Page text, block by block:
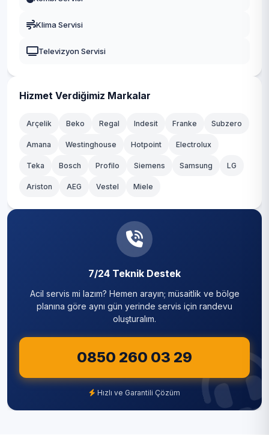
Klima Servisi
Televizyon Servisi
Hizmet Verdiğimiz Markalar
Arçelik Beko Regal Indesit Franke Subzero
Amana Westinghouse Hotpoint Electrolux
Teka Bosch Profilo Siemens Samsung LG
Ariston AEG Vestel Miele
7/24 Teknik Destek
Acil servis mi lazım? Hemen arayın; müsaitlik ve bölge
planına göre aynı gün yerinde servis için randevu
oluşturalım.
0850 260 03 29
Hızlı ve Garantili Çözüm